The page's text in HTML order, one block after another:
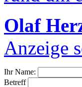
Olaf
Anzeige
Ihr Name:
Betreff